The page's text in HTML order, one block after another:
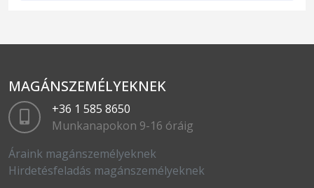
MAGÁNSZEMÉLYEKNEK
+36 1 585 8650
Munkanapokon 9-16 óráig
Áraink magánszemélyeknek
Hirdetésfeladás magánszemélyeknek